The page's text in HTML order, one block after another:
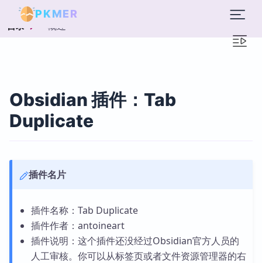
PKMER
目录 概述
Obsidian 插件：Tab
Duplicate
插件名片
插件名称：Tab Duplicate
插件作者：antoineart
插件说明：这个插件还没经过Obsidian官方人员的
人工审核。你可以从标签页或者文件资源管理器的右